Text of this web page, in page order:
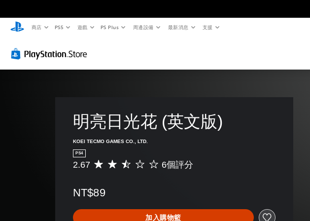
商店 PS5 遊戲 PS Plus 周邊設備 最新消息 支援
明亮日光花 (英文版)
KOEI TECMO GAMES CO., LTD.
PS4
平
分
2
2.67 6個評分
NT$89
加入購物籃